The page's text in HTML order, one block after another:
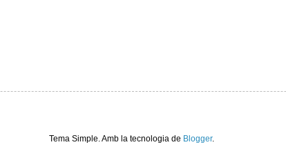
Tema Simple. Amb la tecnologia de Blogger.